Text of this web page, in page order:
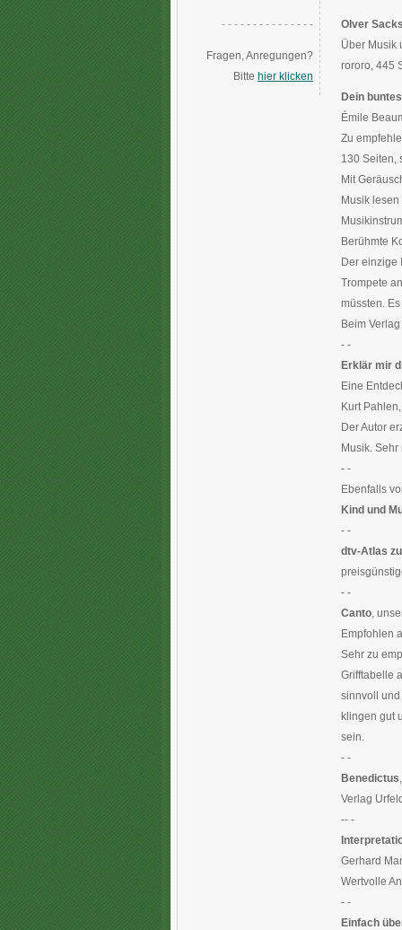
- - - - - - - - - - - - - - -
Fragen, Anregungen?
Bitte hier klicken
Olver
Über Musik
rororo, 445
Dein
Émile
Zu
130 Seiten,
Mit
Musik
Berühmte
Der einzige
Trompete
müssten.
Beim
- -
Erklär mir
Eine
Kurt
Der Autor
Musik.
- -
Ebenfalls
Kind und
- -
dtv-Atlas
- -
Canto,
Empfohlen
Sehr zu
Grifftabelle
sinnvoll
klingen gut
sein.
- -
Benedictus
Verlag
-- -
Gerhard
Wertvolle
- -
Einfach